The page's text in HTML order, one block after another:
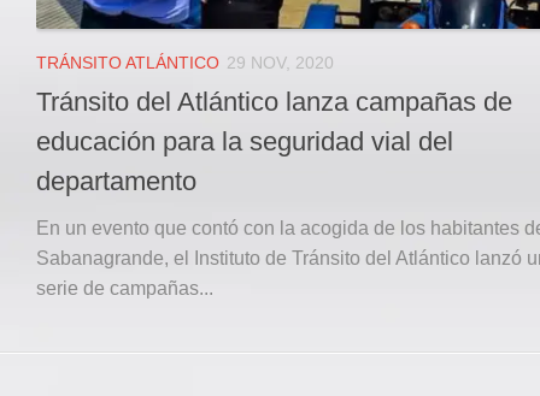
TRÁNSITO ATLÁNTICO 29 NOV, 2020
Tránsito del Atlántico lanza campañas de
educación para la seguridad vial del
departamento
En un evento que contó con la acogida de los habitantes
Sabanagrande, el Instituto de Tránsito del Atlántico lanzó
serie de campañas...